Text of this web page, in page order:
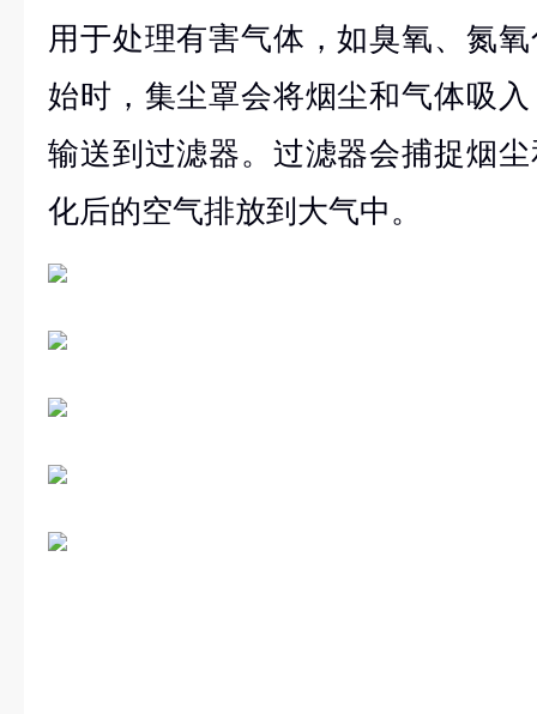
用于处理有害气体，如臭氧、氮
始时，集尘罩会将烟尘和气体吸
输送到过滤器。过滤器会捕捉烟
化后的空气排放到大气中。